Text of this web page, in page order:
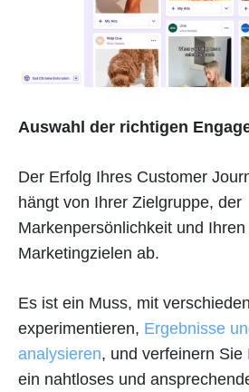
Auswahl der richtigen
Der Erfolg Ihres Customer
hängt von Ihrer Zielgruppe, der
Markenpersönlichkeit und
Marketingzielen ab.
Es ist ein Muss, mit
experimentieren, Ergebnisse
analysieren, und verfeinern Sie
ein nahtloses und